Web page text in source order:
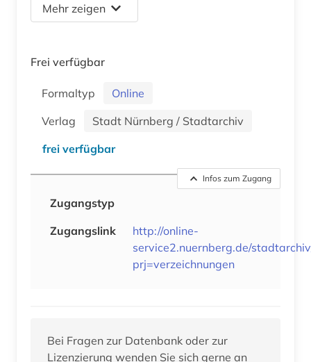
Mehr zeigen
Frei verfügbar
Formaltyp
Online
Verlag
Stadt Nürnberg / Stadtarchiv
frei verfügbar
Infos zum Zugang
Zugangstyp
Zugangslink
http://online-
service2.nuernberg.de/
prj=verzeichnungen
Bei Fragen zur Datenbank oder zur
Lizenzierung wenden Sie sich gerne an